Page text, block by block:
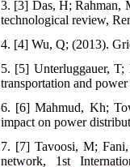
3. [3] Das, H; Rahman,
technological review,
4. [4] Wu, Q; (2013).
5. [5] Unterluggauer, T;
transportation and
6. [6] Mahmud, Kh;
impact on power
7. [7] Tavoosi, M;
network, 1st